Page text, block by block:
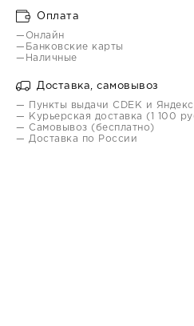
Оплата
—Онлайн
—Банковские карты
—Наличные
Доставка, самовывоз
— Пункты выдачи CDEK и
— Курьерская доставка (1 100
— Самовывоз (бесплатно)
— Доставка по России